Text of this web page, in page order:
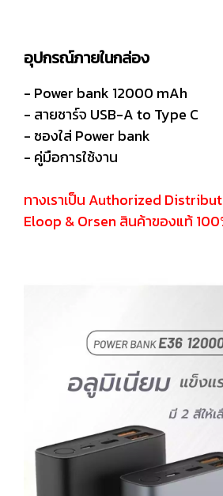
อุปกรณ์ภายในกล่อง
- Power bank 12000 mAh
- สายชาร์จ USB-A to Type C
- ซองใส่ Power bank
- คู่มือการใช้งาน
ทางเราเป็น Authorized
Eloop & Orsen สินค้าของแท้